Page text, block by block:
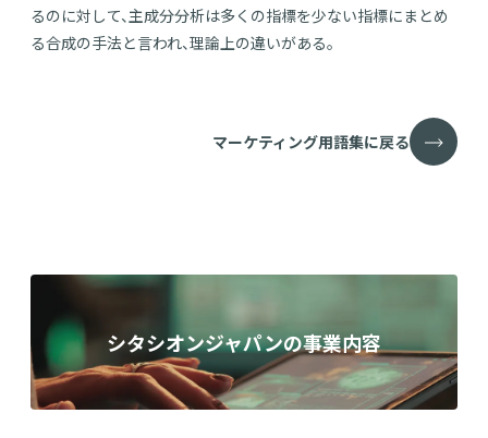
るのに対して、主成分分析は多くの指標を少ない指標にまとめ
る合成の手法と言われ、理論上の違いがある。
マーケティング用語集に戻る
シタシオンジャパンの事業内容